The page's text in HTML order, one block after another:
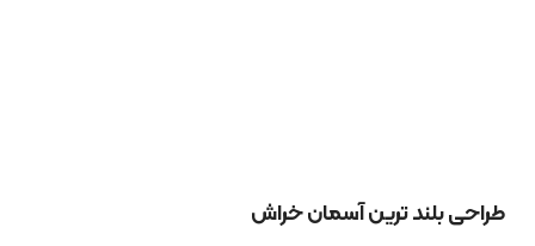
طراحی بلند ترین آسمان خراش